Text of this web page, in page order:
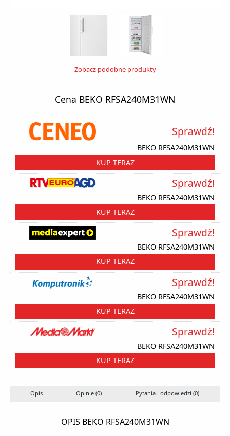
Zobacz podobne produkty
Cena BEKO RFSA240M31WN
BEKO RFSA240M31WN
Sprawdź!
KUP TERAZ
BEKO RFSA240M31WN
Sprawdź!
KUP TERAZ
BEKO RFSA240M31WN
Sprawdź!
KUP TERAZ
BEKO RFSA240M31WN
Sprawdź!
KUP TERAZ
BEKO RFSA240M31WN
Sprawdź!
KUP TERAZ
Opis Opinie (0) Pytania i odpowiedzi (0)
OPIS BEKO RFSA240M31WN